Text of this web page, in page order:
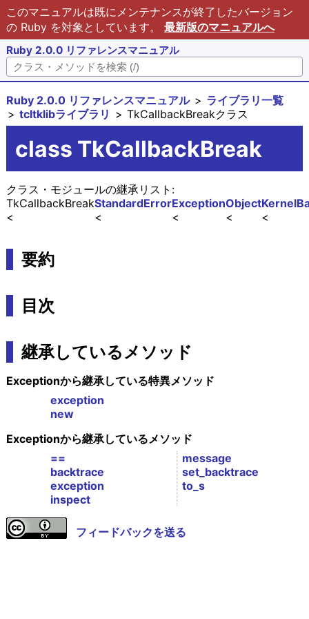
このマニュアルは既にメンテナンスが終了したバージョン
の Ruby を対象としています。 最新版のマニュアルへ
Ruby 2.0.0 リファレンスマニュアル
Ruby 2.0.0 リファレンスマニュアル
ライブラリ一覧
tcltklibライブラリ
TkCallbackBreakクラス
class TkCallbackBreak
クラス・モジュールの継承リスト:
Kernel
Object
Exception
StandardError
TkCallbackBreak
要約
目次
継承しているメソッド
Exceptionから継承している特異メソッド
exception
new
Exceptionから継承しているメソッド
==
backtrace
exception
inspect
message
set_backtrace
to_s
フィードバックを送る